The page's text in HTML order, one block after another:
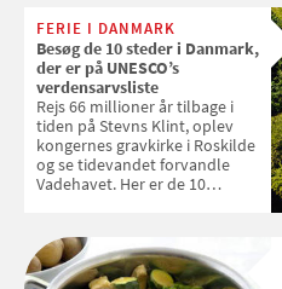
FERIE I DANMARK
Besøg de 10 steder i Danmark,
der er på UNESCO’s
verdensarvsliste
Rejs 66 millioner år tilbage i
tiden på Stevns Klint, oplev
kongernes gravkirke i Roskilde
og se tidevandet forvandle
Vadehavet. Her er de 10